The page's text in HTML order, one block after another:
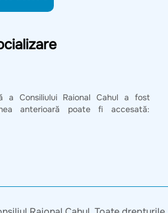
a Consiliului Raional Cahul a fost
anterioară poate fi accesată: